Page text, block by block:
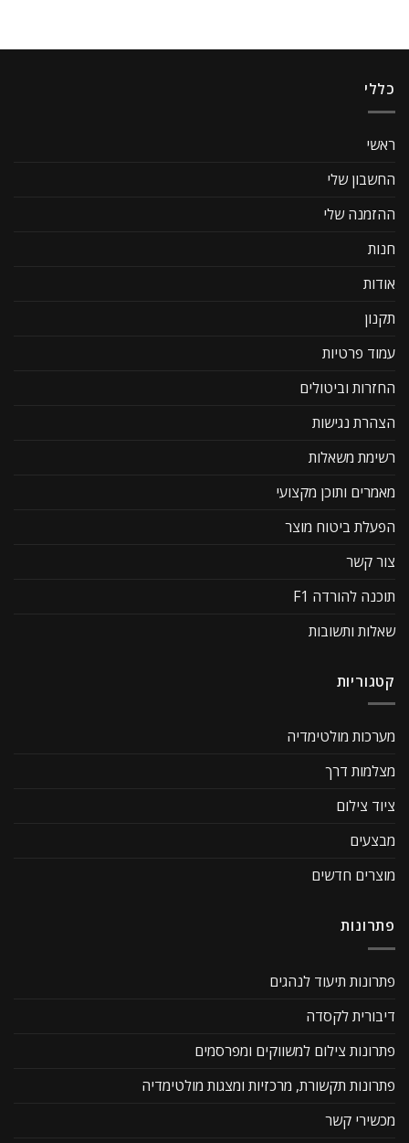
כללי
ראשי
החשבון שלי
ההזמנה שלי
חנות
אודות
תקנון
עמוד פרטיות
החזרות וביטולים
הצהרת נגישות
רשימת משאלות
מאמרים ותוכן מקצועי
הפעלת ביטוח מוצר
צור קשר
תוכנה להורדה F1
שאלות ותשובות
קטגוריות
מערכות מולטימדיה
מצלמות דרך
ציוד צילום
מבצעים
מוצרים חדשים
פתרונות
פתרונות תיעוד לנהגים
דיבורית לקסדה
פתרונות צילום למשווקים ומפרסמים
פתרונות תקשורת, מרכזיות ומצגות מולטימדיה
מכשירי קשר